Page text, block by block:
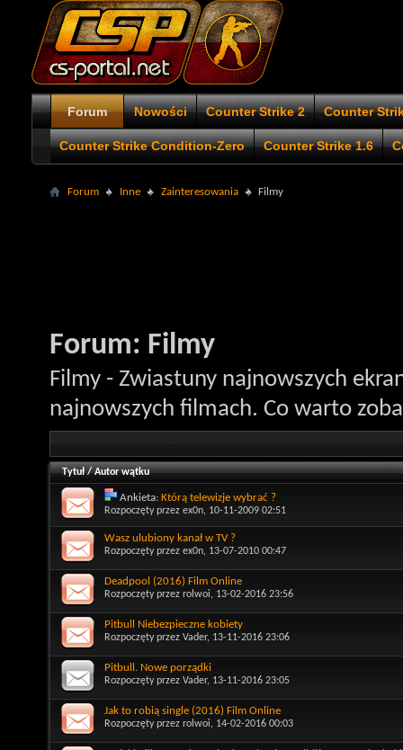
Forum Nowości Counter Strike 2 Counter
Counter Strike Condition-Zero Counter Strike 1.6
Forum Inne Zainteresowania Filmy
Forum: Filmy
Filmy - Zwiastuny najnowszych
najnowszych filmach. Co warto
Tytuł/Autor wątku
Ankieta: Którą telewizje wybrać ?
Rozpoczęty przez ex0n, 10-11-2009 02:51
Wasz ulubiony kanał w TV ?
Rozpoczęty przez ex0n, 13-07-2010 00:47
Deadpool (2016) Film Online
Rozpoczęty przez rolwoi, 13-02-2016 23:56
Pitbull Niebezpieczne kobiety
Rozpoczęty przez Vader, 13-11-2016 23:06
Pitbull. Nowe porządki
Rozpoczęty przez Vader, 13-11-2016 23:05
Jak to robią single (2016) Film Online
Rozpoczęty przez rolwoi, 14-02-2016 00:03